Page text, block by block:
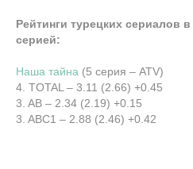
Рейтинги турецких сериалов
серией:
Наша тайна (5 серия – ATV)
4. TOTAL – 3.11 (2.66) +0.45
3. AB – 2.34 (2.19) +0.15
3. ABC1 – 2.88 (2.46) +0.42